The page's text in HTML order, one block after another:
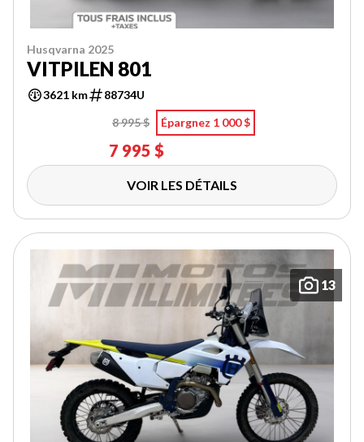
Husqvarna 2025
VITPILEN 801
3621 km
88734U
8 995 $
Épargnez 1 000 $
7 995 $
VOIR LES DÉTAILS
13